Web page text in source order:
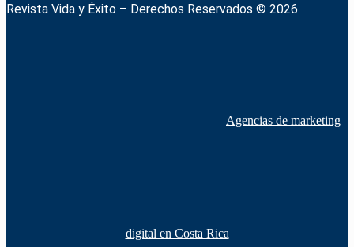
Revista Vida y Éxito – Derechos Reservados © 2026
Agencias de marketing
digital en Costa Rica